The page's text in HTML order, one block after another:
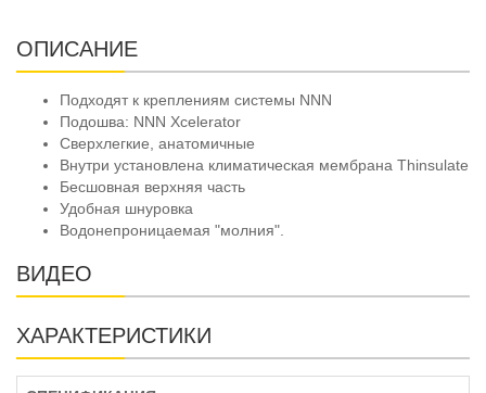
ОПИСАНИЕ
Подходят к креплениям системы NNN
Подошва: NNN Xcelerator
Сверхлегкие, анатомичные
Внутри установлена климатическая мембрана Thinsulate
Бесшовная верхняя часть
Удобная шнуровка
Водонепроницаемая "молния".
ВИДЕО
ХАРАКТЕРИСТИКИ